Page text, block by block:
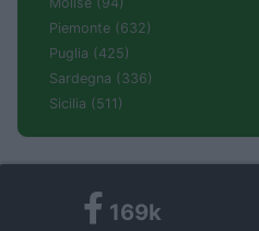
Piemonte (632)
Puglia (425)
Sardegna (336)
Sicilia (511)
169k